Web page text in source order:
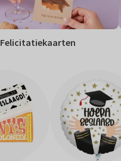
Felicitatiekaarten